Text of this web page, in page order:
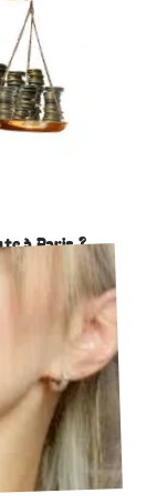
à Paris ?